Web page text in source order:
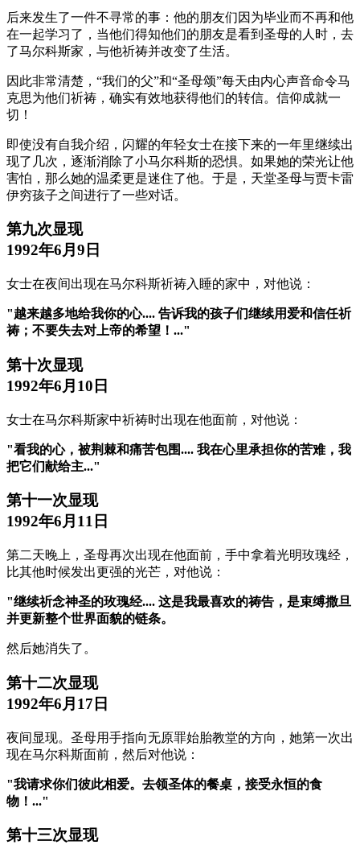
后来发生了一件不寻常的事：他的朋友们因为毕业而不再和他
在一起学习了，当他们得知他们的朋友是看到圣母的人时，去
了马尔科斯家，与他祈祷并改变了生活。
因此非常清楚，“我们的父”和“圣母颂”每天由内心声音命令马
克思为他们祈祷，确实有效地获得他们的转信。信仰成就一
切！
即使没有自我介绍，闪耀的年轻女士在接下来的一年里继续出
现了几次，逐渐消除了小马尔科斯的恐惧。如果她的荣光让他
害怕，那么她的温柔更是迷住了他。于是，天堂圣母与贾卡雷
伊穷孩子之间进行了一些对话。
第九次显现
1992年6月9日
女士在夜间出现在马尔科斯祈祷入睡的家中，对他说：
"越来越多地给我你的心.... 告诉我的孩子们继续用爱和信任祈
祷；不要失去对上帝的希望！..."
第十次显现
1992年6月10日
女士在马尔科斯家中祈祷时出现在他面前，对他说：
"看我的心，被荆棘和痛苦包围.... 我在心里承担你的苦难，我
把它们献给主..."
第十一次显现
1992年6月11日
第二天晚上，圣母再次出现在他面前，手中拿着光明玫瑰经，
比其他时候发出更强的光芒，对他说：
"继续祈念神圣的玫瑰经.... 这是我最喜欢的祷告，是束缚撒旦
并更新整个世界面貌的链条。
然后她消失了。
第十二次显现
1992年6月17日
夜间显现。圣母用手指向无原罪始胎教堂的方向，她第一次出
现在马尔科斯面前，然后对他说：
"我请求你们彼此相爱。去领圣体的餐桌，接受永恒的食
物！..."
第十三次显现